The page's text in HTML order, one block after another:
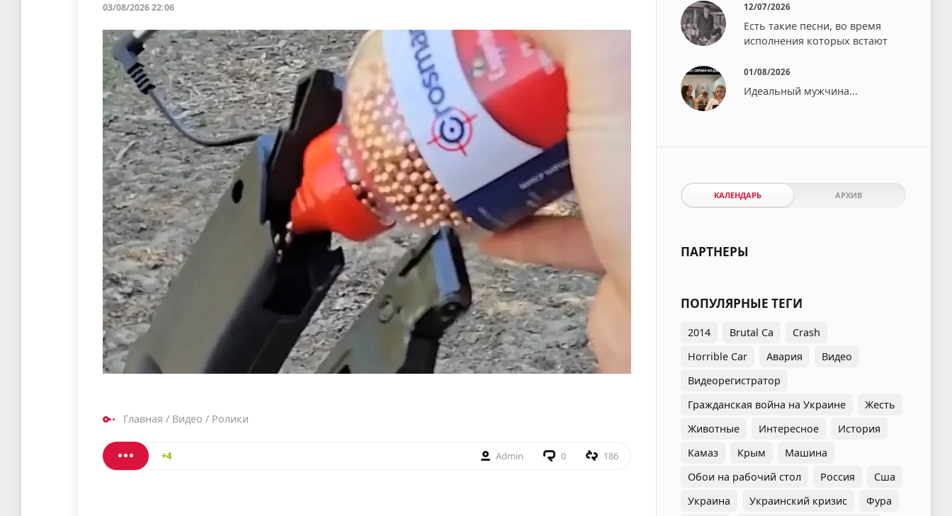
03/08/2026 22:06
Главная / Видео / Ролики
+4 Admin 0 186
12/07/2026
Есть такие песни, во время
исполнения которых встают⁠⁠
01/08/2026
Идеальный мужчина...⁠⁠
КАЛЕНДАРЬ АРХИВ
ПАРТНЕРЫ
ПОПУЛЯРНЫЕ ТЕГИ
2014 Brutal Ca
Crash
Horrible Car
Авария
Видео
Видеорегистратор
Гражданская война на Украине
Жесть
Животные
Интересное
История
Камаз
Крым
Машина
Обои на рабочий стол
Россия
Сша
Украина
Украинский кризис
Фура